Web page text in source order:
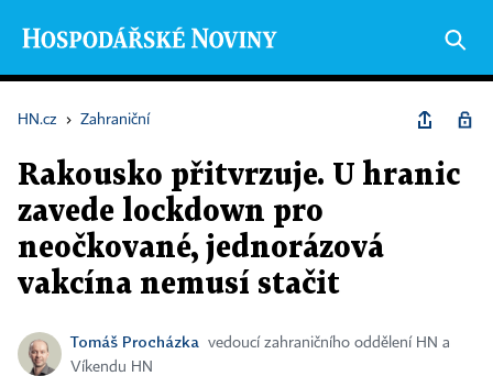
HN.cz › Zahraniční
Rakousko přitvrzuje. U hranic
zavede lockdown pro
neočkované, jednorázová
vakcína nemusí stačit
Tomáš Procházka
vedoucí zahraničního oddělení HN a
Víkendu HN